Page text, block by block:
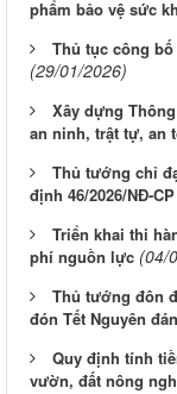
phẩm bảo vệ sức
Thủ tục công
(29/01/2026)
Xây dựng
an ninh, trật tự, an
Thủ tướng chỉ
định 46/2026/NĐ-
Triển khai thi
phí nguồn lực (04/
Thủ tướng đôn
đón Tết Nguyên
Quy định tính
vườn, đất nông